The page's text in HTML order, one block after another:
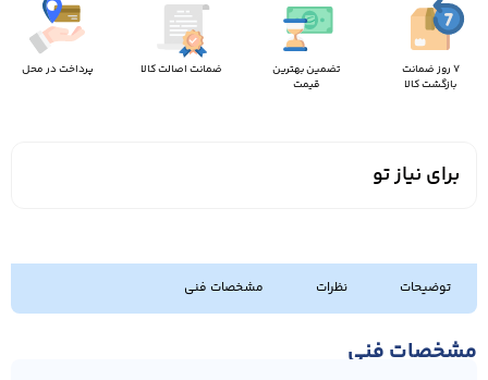
7 روز ضمانت
بازگشت کالا
تضمین بهترین
قیمت
ضمانت اصالت کالا پرداخت در محل
برای نیاز تو
توضیحات نظرات مشخصات فنی
مشخصات فنی